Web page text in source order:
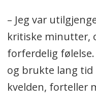
– Jeg var
kritiske minutter,
forferdelig
og brukte lang tid
kvelden, forteller